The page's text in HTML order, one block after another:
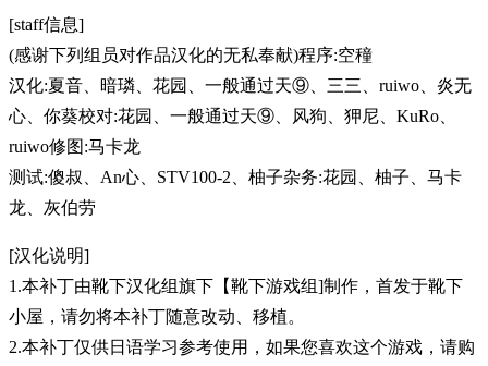
[staff信息]
(感谢下列组员对作品汉化的无私奉献)程序:空穜
汉化:夏音、暗璘、花园、一般通过天⑨、三三、ruiwo、炎无
心、你葵校对:花园、一般通过天⑨、风狗、狎尼、KuRo、
ruiwo修图:马卡龙
测试:傻叔、An心、STV100-2、柚子杂务:花园、柚子、马卡
龙、灰伯劳
[汉化说明]
1.本补丁由靴下汉化组旗下【靴下游戏组]制作，首发于靴下
小屋，请勿将本补丁随意改动、移植。
2.本补丁仅供日语学习参考使用，如果您喜欢这个游戏，请购